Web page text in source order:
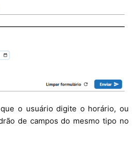
o usuário digite o horário, ou
de campos do mesmo tipo no